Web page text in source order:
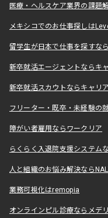
医療・ヘルスケア業界の課題
メキシコでのお仕事探しは
留学生が日本で仕事を探すな
新卒就活エージェントならキ
新卒就活スカウトならキャリ
フリーター・既卒・未経験の
障がい者雇用ならワークリア
らくらく入退院支援システム
人と組織のお悩み解決なら
業務可視化はremopia
オンラインピル診療ならメデ